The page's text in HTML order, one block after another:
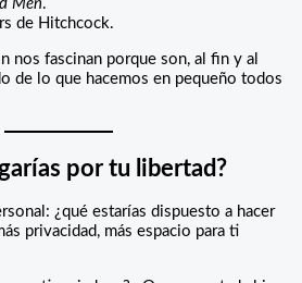
Men.
de Hitchcock.
nos fascinan porque son, al fin y al
de lo que hacemos en pequeño todos
por tu libertad?
¿qué estarías dispuesto a hacer
privacidad, más espacio para ti